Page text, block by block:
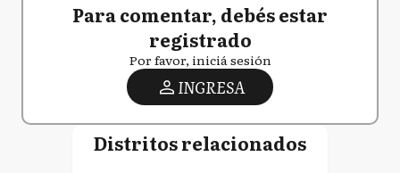
Para comentar, debés estar
registrado
Por favor, iniciá sesión
INGRESA
Distritos relacionados